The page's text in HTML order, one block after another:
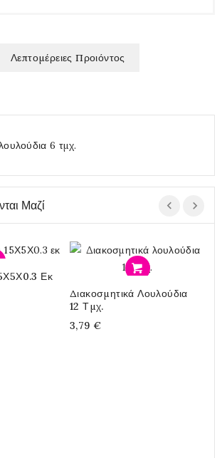
Λεπτομέρειες Προιόντος
6 τμχ.
Μαζί
Εκ
Διακοσμητικά Λουλούδια
12 Τμχ.
3,79 €